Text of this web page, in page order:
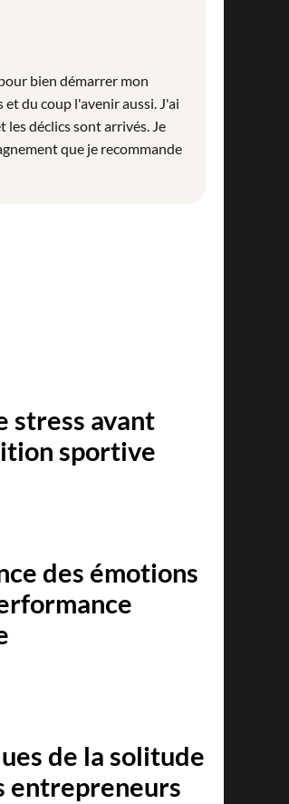
bien démarrer mon
du coup l'avenir aussi. J'ai
les déclics sont arrivés. Je
que je recommande
stress avant
sportive
des émotions
de la solitude
entrepreneurs